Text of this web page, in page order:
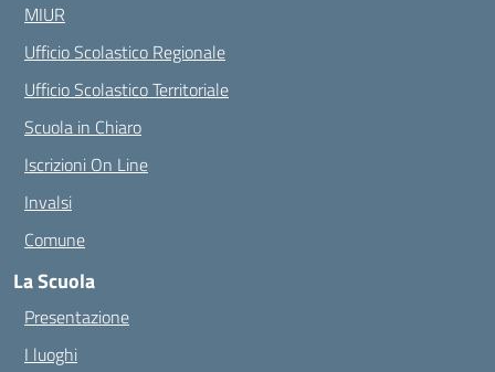
MIUR
Ufficio Scolastico Regionale
Ufficio Scolastico Territoriale
Scuola in Chiaro
Iscrizioni On Line
Invalsi
Comune
La Scuola
Presentazione
I luoghi